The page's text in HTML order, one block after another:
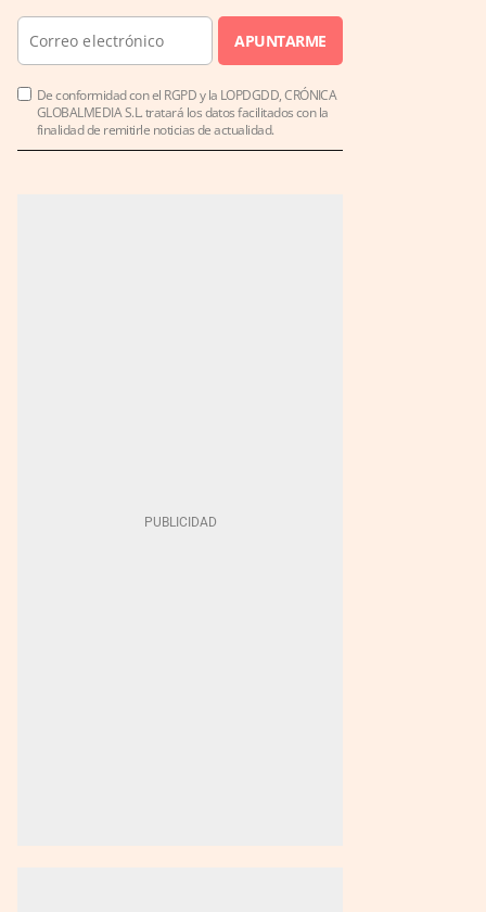
APUNTARME
De conformidad con el RGPD y la LOPDGDD, CRÓNICA
GLOBALMEDIA S.L. tratará los datos facilitados con la
finalidad de remitirle noticias de actualidad.